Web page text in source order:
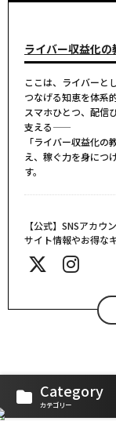
ライバー収益化
ここは、ライバーと
つなげる知恵を体系
スマホひとつ、配信
支える――
「ライバー収益化
え、稼ぐ力を身につ
す。
【公式】SNSアカウ
サイト情報やお得な
Category
カテゴリー